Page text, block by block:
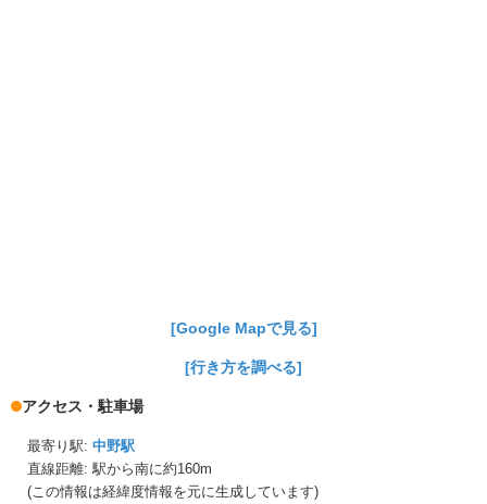
[Google Mapで見る]
[行き方を調べる]
アクセス・駐車場
最寄り駅: 中野駅
直線距離: 駅から南に約160m
(この情報は経緯度情報を元に生成しています)